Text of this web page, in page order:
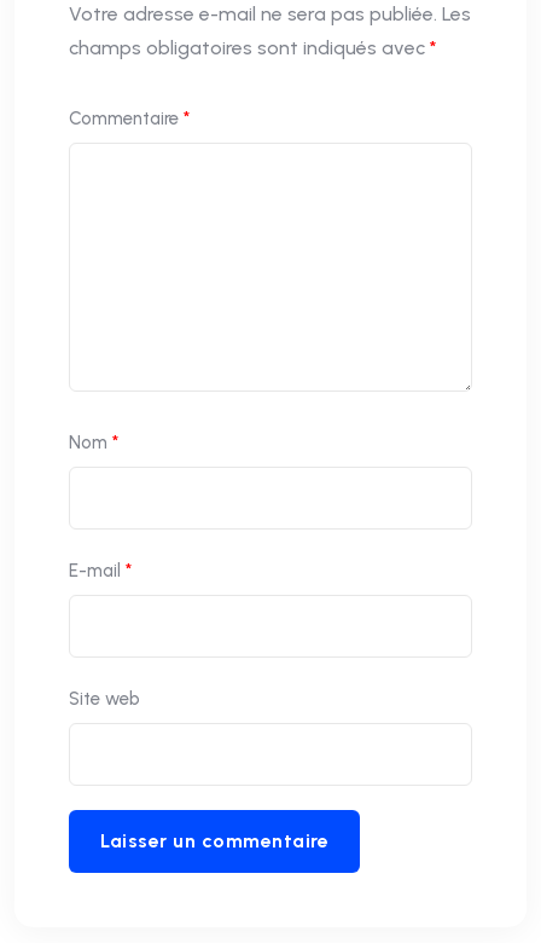
Votre adresse e-mail ne sera pas publiée. Les
champs obligatoires sont indiqués avec *
Commentaire *
Nom *
E-mail *
Site web